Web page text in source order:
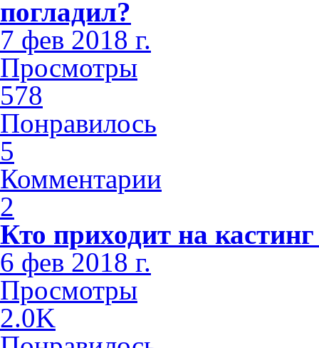
погладил?
7 фев 2018 г.
Просмотры
578
Понравилось
5
Комментарии
2
Кто приходит на
6 фев 2018 г.
Просмотры
2.0K